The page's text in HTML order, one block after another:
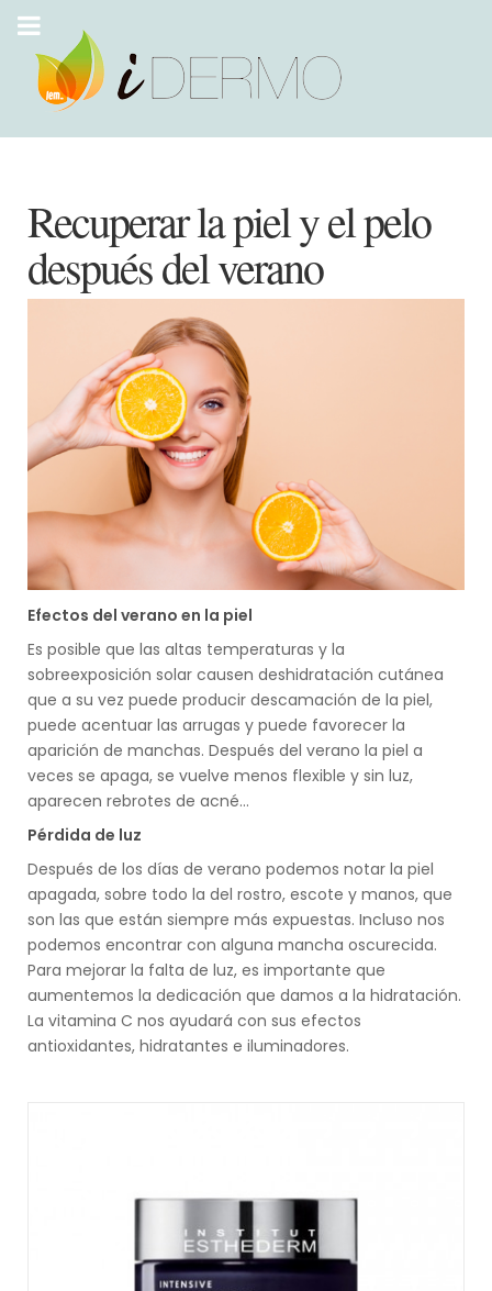
Recuperar la piel y el pelo
después del verano
Efectos del verano en la piel
Es posible que las altas temperaturas y la
sobreexposición solar causen deshidratación cutánea
que a su vez puede producir descamación de la piel,
puede acentuar las arrugas y puede favorecer la
aparición de manchas. Después del verano la piel a
veces se apaga, se vuelve menos flexible y sin luz,
aparecen rebrotes de acné…
Pérdida de luz
Después de los días de verano podemos notar la piel
apagada, sobre todo la del rostro, escote y manos, que
son las que están siempre más expuestas. Incluso nos
podemos encontrar con alguna mancha oscurecida.
Para mejorar la falta de luz, es importante que
aumentemos la dedicación que damos a la hidratación.
La vitamina C nos ayudará con sus efectos
antioxidantes, hidratantes e iluminadores.